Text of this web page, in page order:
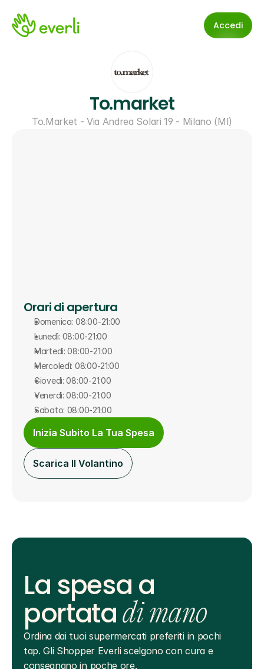
Accedi
To.market
To.Market - Via Andrea Solari 19 - Milano (MI)
Orari di apertura
Domenica: 08:00-21:00
Lunedì: 08:00-21:00
Martedì: 08:00-21:00
Mercoledì: 08:00-21:00
Giovedì: 08:00-21:00
Venerdì: 08:00-21:00
Sabato: 08:00-21:00
Inizia Subito La Tua Spesa
Scarica Il Volantino
La spesa a
portatadi mano
Ordina dai tuoi supermercati preferiti in pochi
tap. Gli Shopper Everli scelgono con cura e
consegnano in poche ore.